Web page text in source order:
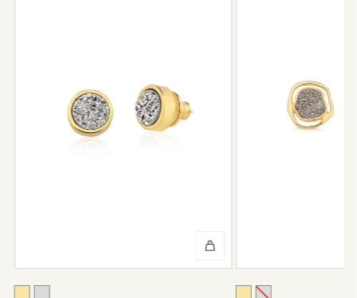
enviada novamente para a fábrica, e será cobrado apenas o
valor de custo do conserto e do frete.
Informe-se conosco sobre estes custos e sobre o prazo de
retorno, que pode variar conforme a região.
disposição para orientá-la e oferecer a melhor alternativa